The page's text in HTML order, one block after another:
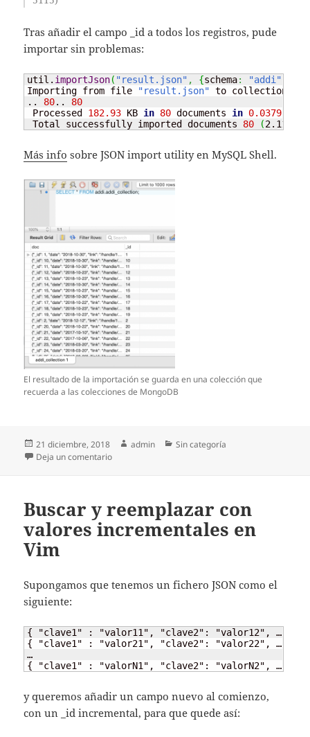
Tras añadir el campo _id a todos los registros, pude
importar sin problemas:
util. importJson( "result.json" , {schema: "addi"
Importing from file "result.json" to collection
.. 80.. 80
Processed 182.93 KB in 80 documents in 0.0379
Total successfully imported documents 80 (2.11K
Más info sobre JSON import utility en MySQL Shell.
El resultado de la importación se guarda en una colección que
recuerda a las colecciones de MongoDB
Publicado
el
21 diciembre, 2018 Autor
admin Categorías
Sin categoría
Deja un comentarioen Importar JSON en MySQL usando MySQL Shell
Buscar y reemplazar con
valores incrementales en
Vim
Supongamos que tenemos un fichero JSON como el
siguiente:
{ "clave1" : "valor11", "clave2": "valor12", … }
{ "clave1" : "valor21", "clave2": "valor22", … }
…
{ "clave1" : "valorN1", "clave2": "valorN2", … }
y queremos añadir un campo nuevo al comienzo,
con un _id incremental, para que quede así: